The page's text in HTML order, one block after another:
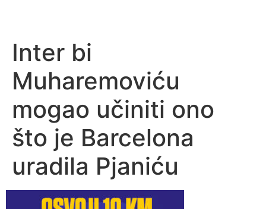
Inter bi
Muharemoviću
mogao učiniti ono
što je Barcelona
uradila Pjaniću